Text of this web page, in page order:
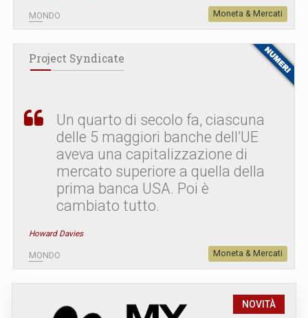
MONDO Moneta & Mercati
Project Syndicate
Un quarto di secolo fa, ciascuna
delle 5 maggiori banche dell’UE
aveva una capitalizzazione di
mercato superiore a quella della
prima banca USA. Poi è
cambiato tutto.
Howard Davies
MONDO Moneta & Mercati
NOVITÀ